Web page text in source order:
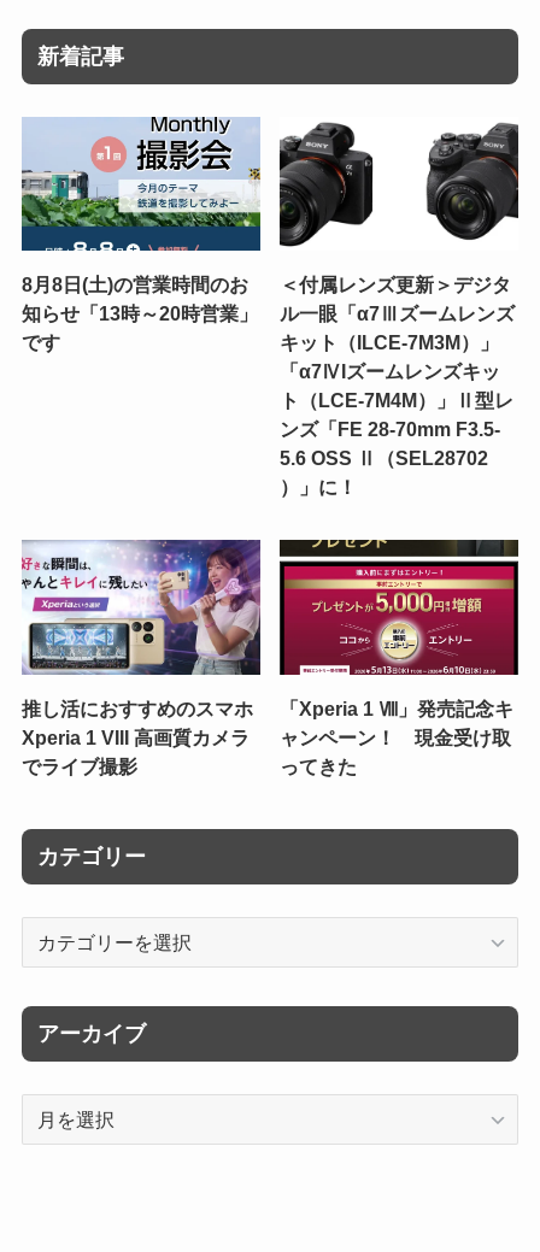
新着記事
8月8日(土)の営業時間のお
知らせ「13時～20時営業」
です
＜付属レンズ更新＞デジタ
ル一眼「α7Ⅲズームレンズ
キット（ILCE-7M3M）」
「α7ⅣIズームレンズキッ
ト（LCE-7M4M）」Ⅱ型レ
ンズ「FE 28-70mm F3.5-
5.6 OSS Ⅱ（SEL28702
）」に！
推し活におすすめのスマホ
Xperia 1 VIII 高画質カメラ
でライブ撮影
「Xperia 1 Ⅷ」発売記念キ
ャンペーン！ 現金受け取
ってきた
カテゴリー
リ
ー
アーカイブ